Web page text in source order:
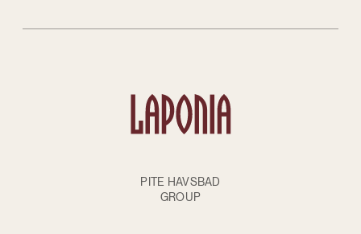
PITE HAVSBAD
GROUP